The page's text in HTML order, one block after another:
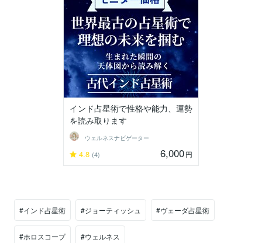
インド占星術で性格や能力、運勢
を読み取ります
ウェルネスナビゲーター
4.8 (4) 6,000円
#インド占星術 #ジョーティッシュ #ヴェーダ占星術
#ホロスコープ #ウェルネス